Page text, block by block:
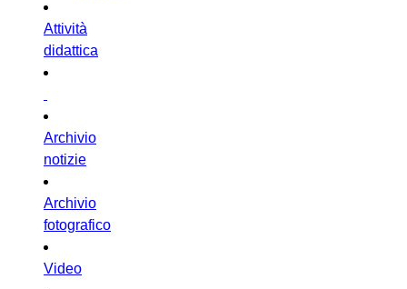
Attività
didattica
Archivio
notizie
Archivio
fotografico
Video